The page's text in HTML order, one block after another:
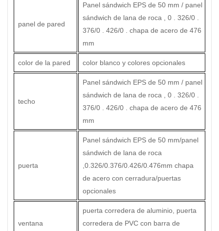
panel de pared
Panel sándwich EPS de 50 mm / panel
sándwich de lana de roca , 0 . 326/0 .
376/0 . 426/0 . chapa de acero de 476
mm
color de la pared color blanco y colores opcionales
techo
Panel sándwich EPS de 50 mm / panel
sándwich de lana de roca , 0 . 326/0 .
376/0 . 426/0 . chapa de acero de 476
mm
puerta
Panel sándwich EPS de 50 mm/panel
sándwich de lana de roca
,0.326/0.376/0.426/0.476mm chapa
de acero con cerradura/puertas
opcionales
ventana
puerta corredera de aluminio, puerta
corredera de PVC con barra de